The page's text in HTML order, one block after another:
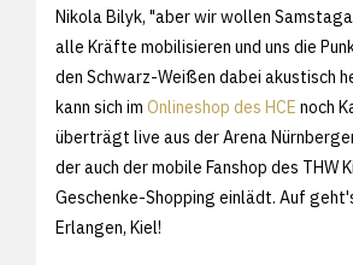
Nikola Bilyk, "aber wir wollen
alle Kräfte mobilisieren und uns die
den Schwarz-Weißen dabei akustisch
kann sich im Onlineshop des HCE noch
überträgt live aus der Arena
der auch der mobile Fanshop des THW
Geschenke-Shopping einlädt. Auf
Erlangen, Kiel!